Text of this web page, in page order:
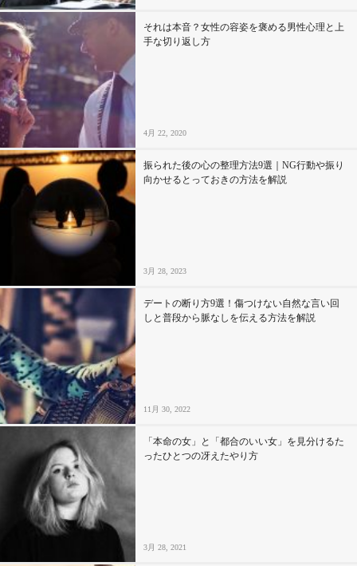
それは本音？女性の容姿を褒める男性心理と上
手な切り返し方
4月 22, 2020
振られた後の心の整理方法9選｜NG行動や振り
向かせるとっておきの方法を解説
3月 28, 2023
デートの断り方9選！傷つけない自然な言い回
しと普段から脈なしを伝える方法を解説
11月 30, 2022
「本命の女」と「都合のいい女」を見分けるた
ったひとつの冴えたやり方
3月 28, 2021